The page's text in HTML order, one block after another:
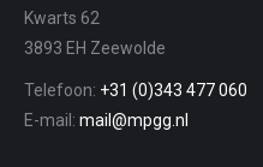
Kwarts 62
3893 EH Zeewolde
Telefoon: +31 (0)343 477 060
E-mail: mail@mpgg.nl